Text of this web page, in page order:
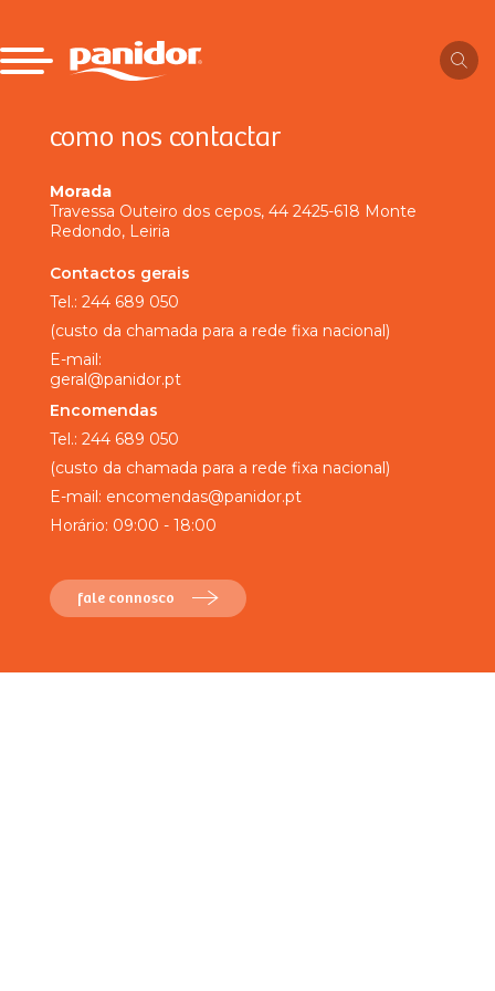
como nos contactar
Morada
Travessa Outeiro dos cepos, 44 2425-618 Monte
Redondo, Leiria
Contactos gerais
Tel.: 244 689 050
(custo da chamada para a rede fixa nacional)
E-mail:
geral@panidor.pt
Encomendas
Tel.: 244 689 050
(custo da chamada para a rede fixa nacional)
E-mail: encomendas@panidor.pt
Horário: 09:00 - 18:00
fale connosco